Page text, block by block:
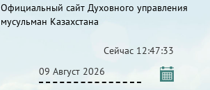
Официальный сайт Духовного управления
мусульман Казахстана
Сейчас 12:47:33
09 Август 2026